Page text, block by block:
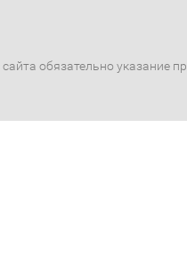
обязательно указание